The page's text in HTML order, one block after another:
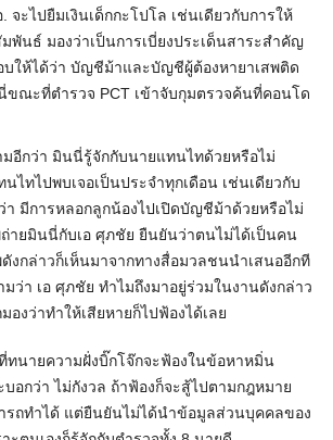
จะไปยืมเงินเด็กกะโปโล เช่นเดียวกับการให้
พันธ์ มองว่าเป็นการเบี่ยงประเด็นสาระสำคัญ
บให้ได้ว่า บัญชีม้าและบัญชีผู้ต้องหายาเสพติด
ขณะที่ตำรวจ PCT เข้าจับกุมตรวจค้นที่คอนโด
อีกว่า มินนี่รู้จักกับนายแทนไทด้วยหรือไม่
ไทไปพบเจอเป็นประจำทุกเดือน เช่นเดียวกับ
า มีการหลอกลูกน้องไปเปิดบัญชีม้าด้วยหรือไม่
ายมินนี่กับเอ ศุภชัย ยืนยันว่าตนไม่ได้เป็นคน
งกล่าวก็เห็นมาจากทางสื่อมวลชนนำเสนออีกที
มว่า เอ ศุภชัย ทำไมถึงมาอยู่ร่วมในงานดังกล่าว
องว่าทำให้เสียหายก็ไปฟ้องได้เลย
ทนายความฝั่งบิ๊กโจ๊กจะฟ้องในข้อหาหมิ่น
อกว่า ไม่กังวล ถ้าฟ้องก็จะสู้ไปตามกฎหมาย
รถทำได้ แต่ยืนยันไม่ได้นำข้อมูลส่วนบุคคลของ